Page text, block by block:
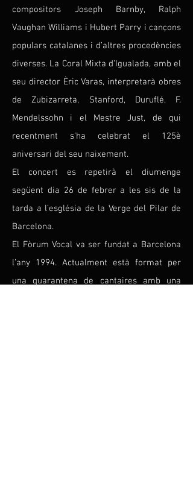
compositors Joseph Barnby, Ralph
Vaughan Williams i Hubert Parry i cançons
populars catalanes i d’altres procedències
diverses. La Coral Mixta d’Igualada, amb el
seu director Èric Varas, interpretarà obres
de Zubizarreta, Stanford, Duruflé, F.
Mendelssohn i el Mestre Just, de qui
recentment s’ha celebrat el 125è
aniversari del seu naixement.
El concert es repetirà el diumenge
següent dia 26 de febrer a les sis de la
tarda a l’església de la Verge del Pilar de
Barcelona.
El Fòrum Vocal va ser fundat a Barcelona
l’any 1994. Actualment està format per
una quarantena de cantaires amb una